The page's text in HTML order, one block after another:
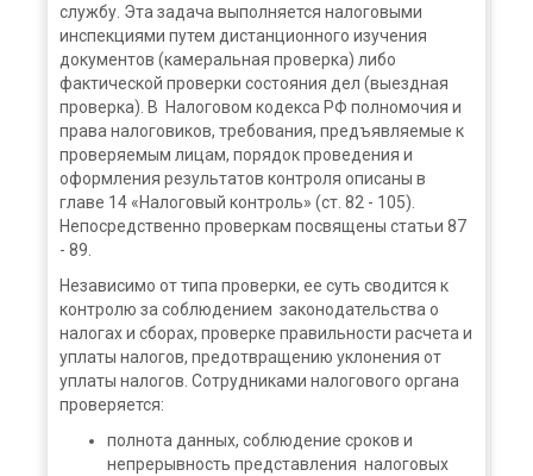
службу. Эта задача выполняется налоговыми
инспекциями путем дистанционного изучения
документов (камеральная проверка) либо
фактической проверки состояния дел (выездная
проверка). В Налоговом кодекса РФ полномочия и
права налоговиков, требования, предъявляемые к
проверяемым лицам, порядок проведения и
оформления результатов контроля описаны в
главе 14 «Налоговый контроль» (ст. 82 - 105).
Непосредственно проверкам посвящены статьи 87
- 89.
Независимо от типа проверки, ее суть сводится к
контролю за соблюдением законодательства о
налогах и сборах, проверке правильности расчета и
уплаты налогов, предотвращению уклонения от
уплаты налогов. Сотрудниками налогового органа
проверяется:
полнота данных, соблюдение сроков и
непрерывность представления налоговых